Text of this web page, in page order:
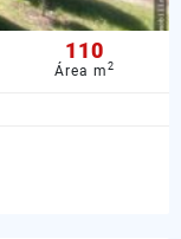
110
Área m2